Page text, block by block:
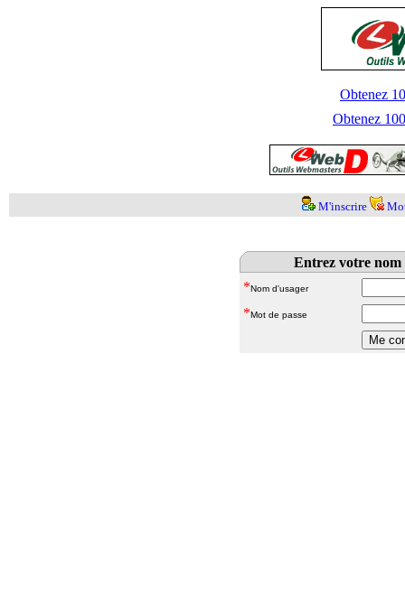
Obtenez
Obtenez
M'inscrire
Entrez votre nom
*Nom d'usager
*Mot de passe